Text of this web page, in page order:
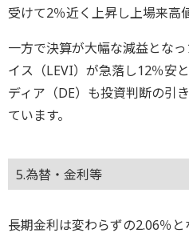
受けて2％近く上昇し上場来高
一方で決算が大幅な減益とな
イス（LEVI）が急落し12％安
ディア（DE）も投資判断の引
ています。
5.為替・金利等
長期金利は変わらずの2.06％